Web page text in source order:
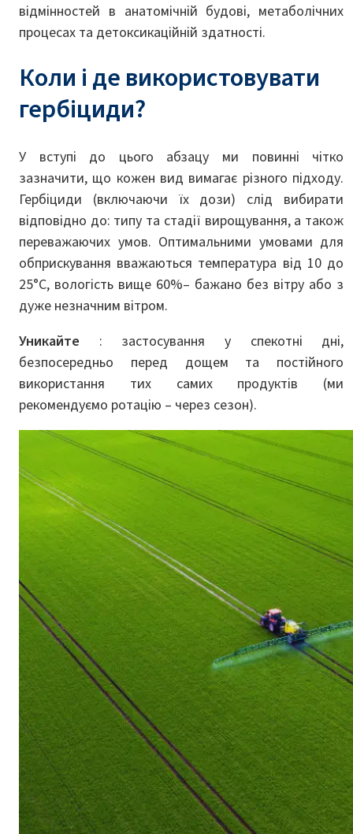
відмінностей в анатомічній будові, метаболічних
процесах та детоксикаційній здатності.
Коли і де використовувати
гербіциди?
У вступі до цього абзацу ми повинні чітко
зазначити, що кожен вид вимагає різного підходу.
Гербіциди (включаючи їх дози) слід вибирати
відповідно до: типу та стадії вирощування, а також
переважаючих умов. Оптимальними умовами для
обприскування вважаються температура від 10 до
25°C, вологість вище 60%– бажано без вітру або з
дуже незначним вітром.
Уникайте : застосування у спекотні дні,
безпосередньо перед дощем та постійного
використання тих самих продуктів (ми
рекомендуємо ротацію – через сезон).